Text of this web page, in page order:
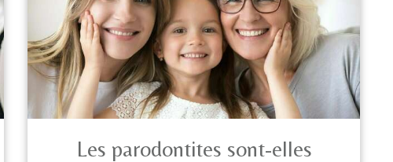
Les parodontites sont-elles